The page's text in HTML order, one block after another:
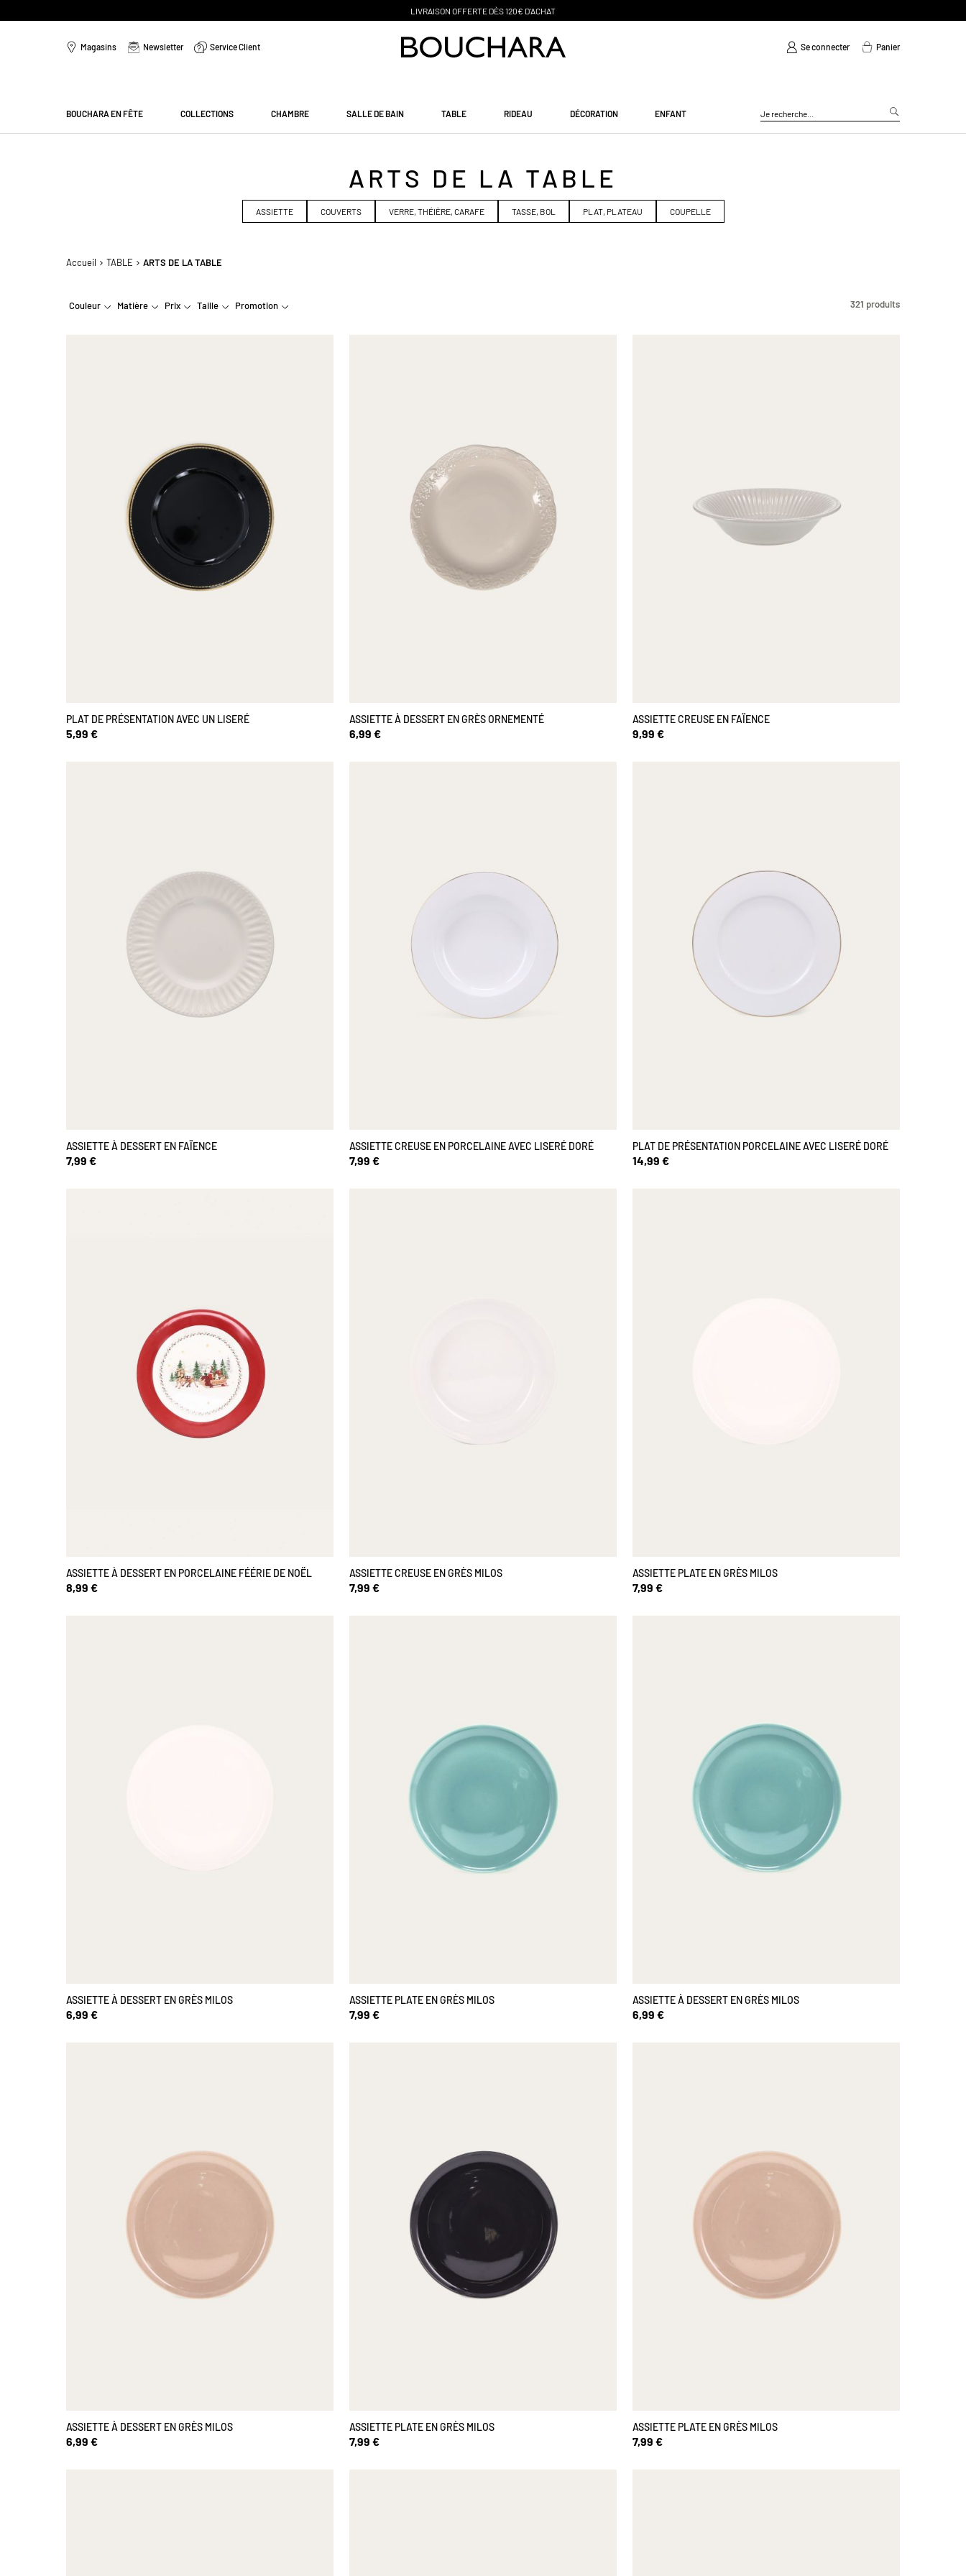
PAIEMENT EN 3 SANS FRAIS
Magasins Newsletter Service Client Se connecter Panier
BOUCHARA EN FÊTE COLLECTIONS CHAMBRE SALLE DE BAIN TABLE RIDEAU DÉCORATION ENFANT
ARTS DE LA TABLE
ASSIETTE COUVERTS VERRE, THÉIÈRE, CARAFE TASSE, BOL PLAT, PLATEAU COUPELLE
Accueil TABLE ARTS DE LA TABLE
Couleur Matière Prix Taille Promotion 321 produits
PLAT DE PRÉSENTATION AVEC UN LISERÉ
5,99 €
ASSIETTE À DESSERT EN GRÈS ORNEMENTÉ
6,99 €
ASSIETTE CREUSE EN FAÏENCE
9,99 €
ASSIETTE À DESSERT EN FAÏENCE
7,99 €
ASSIETTE CREUSE EN PORCELAINE AVEC LISERÉ DORÉ
7,99 €
PLAT DE PRÉSENTATION PORCELAINE AVEC LISERÉ DORÉ
14,99 €
ASSIETTE À DESSERT EN PORCELAINE FÉÉRIE DE NOËL
8,99 €
ASSIETTE CREUSE EN GRÈS MILOS
7,99 €
ASSIETTE PLATE EN GRÈS MILOS
7,99 €
ASSIETTE À DESSERT EN GRÈS MILOS
6,99 €
ASSIETTE PLATE EN GRÈS MILOS
7,99 €
ASSIETTE À DESSERT EN GRÈS MILOS
6,99 €
ASSIETTE À DESSERT EN GRÈS MILOS
6,99 €
ASSIETTE PLATE EN GRÈS MILOS
7,99 €
ASSIETTE PLATE EN GRÈS MILOS
7,99 €
321 produits